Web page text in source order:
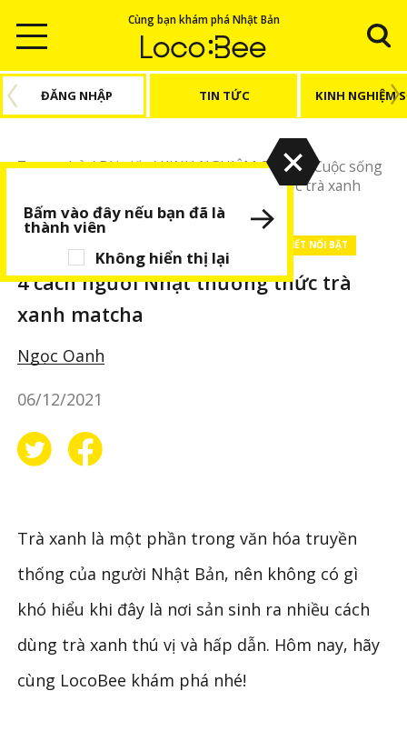
Cùng bạn khám phá Nhật Bản
ĐĂNG NHẬP TIN TỨC KINH NGHIỆM
Trang chủ/Bài viết/KINH NGHIỆM SỐNG/ Cuộc sống
4 cách người Nhật thưởng thức trà xanh
matcha
BÀI VIẾT NỔI BẬT
4 cách người Nhật thưởng thức trà
xanh matcha
Ngọc Oanh
06/12/2021
Trà xanh là một phần trong văn hóa truyền
thống của người Nhật Bản, nên không có gì
khó hiểu khi đây là nơi sản sinh ra nhiều cách
dùng trà xanh thú vị và hấp dẫn. Hôm nay, hãy
cùng LocoBee khám phá nhé!
Không hiển thị lại
Bấm vào đây nếu bạn đã là
thành viên